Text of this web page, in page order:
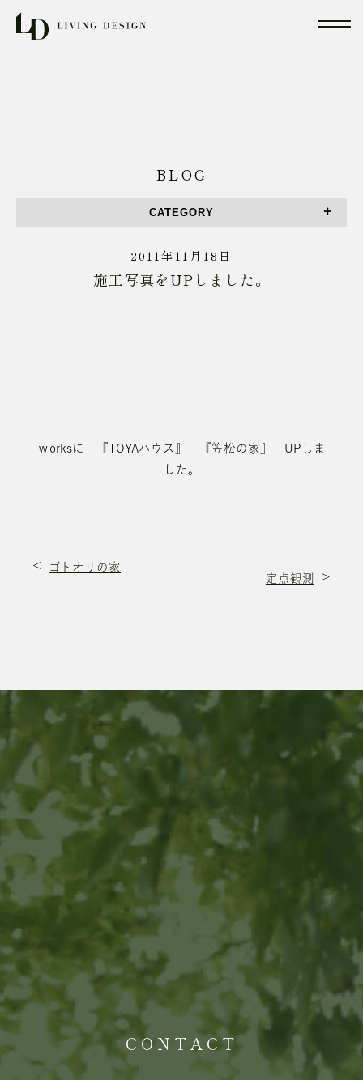
BLOG
CATEGORY
2011年11月18日
施工写真をUPしました。
ｗorksに 『TOYAハウス 』 『笠松の家 』 UPしま
した。
ゴトオリの家
定点観測
CONTACT